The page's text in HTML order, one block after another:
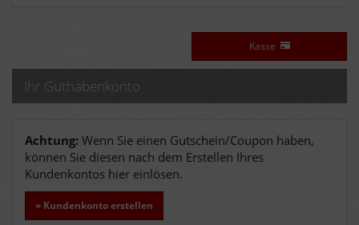
Kasse
Ihr Guthabenkonto
Achtung: Wenn Sie einen Gutschein/Coupon haben,
können Sie diesen nach dem Erstellen Ihres
Kundenkontos hier einlösen.
» Kundenkonto erstellen